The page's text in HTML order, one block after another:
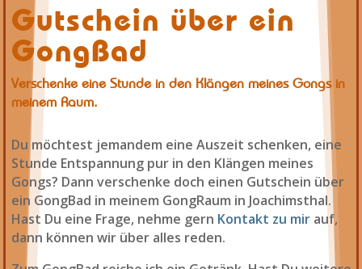
Gutschein über ein
GongBad
Verschenke eine Stunde in den Klängen meines Gongs in
meinem Raum.
Du möchtest jemandem eine Auszeit schenken, eine
Stunde Entspannung pur in den Klängen meines
Gongs? Dann verschenke doch einen Gutschein über
ein GongBad in meinem GongRaum in Joachimsthal.
Hast Du eine Frage, nehme gern Kontakt zu mir auf,
dann können wir über alles reden.